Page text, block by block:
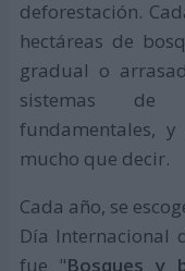
deforestación.
hectáreas de
gradual o
sistemas de
fundamentales,
mucho que decir.
Cada año, se
Día Internacional
fue "Bosques y